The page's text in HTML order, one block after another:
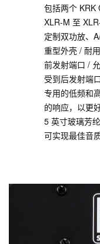
包括两个 KRK
XLR-M 至
定制双功放、
重型外壳 / 耐用
前发射端口 /
受到后发射端
专用的低频和
的响应，以更
5 英寸玻璃芳
可实现最佳音